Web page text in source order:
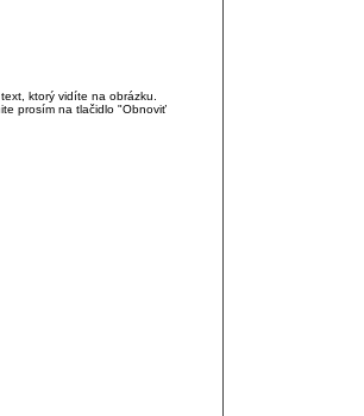
ktorý vidíte na obrázku.
prosím na tlačidlo "Obnoviť